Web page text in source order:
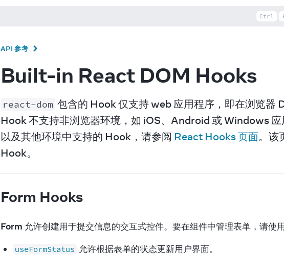
Ctrl
API 参考
Built-in React DOM Hooks
react-dom 包含的 Hook 仅支持 web 应用程序，即在浏览器
Hook 不支持非浏览器环境，如 iOS、Android 或 Windows
以及其他环境中支持的 Hook，请参阅 React Hooks 页面。该
Hook。
Form Hooks
Form 允许创建用于提交信息的交互式控件。要在组件中管理表单，请使
useFormStatus 允许根据表单的状态更新用户界面。